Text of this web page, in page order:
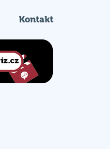
Kontakt